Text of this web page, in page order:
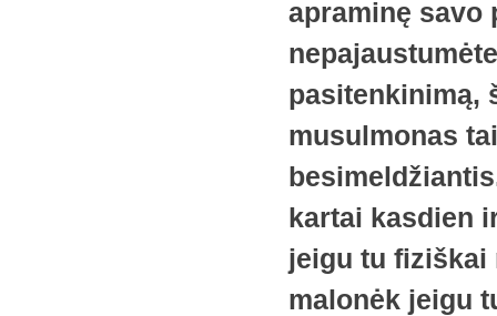
apraminę savo
pasitenkinimą,
musulmonas
kartai kasdien
jeigu tu fiziškai
malonėk jeigu